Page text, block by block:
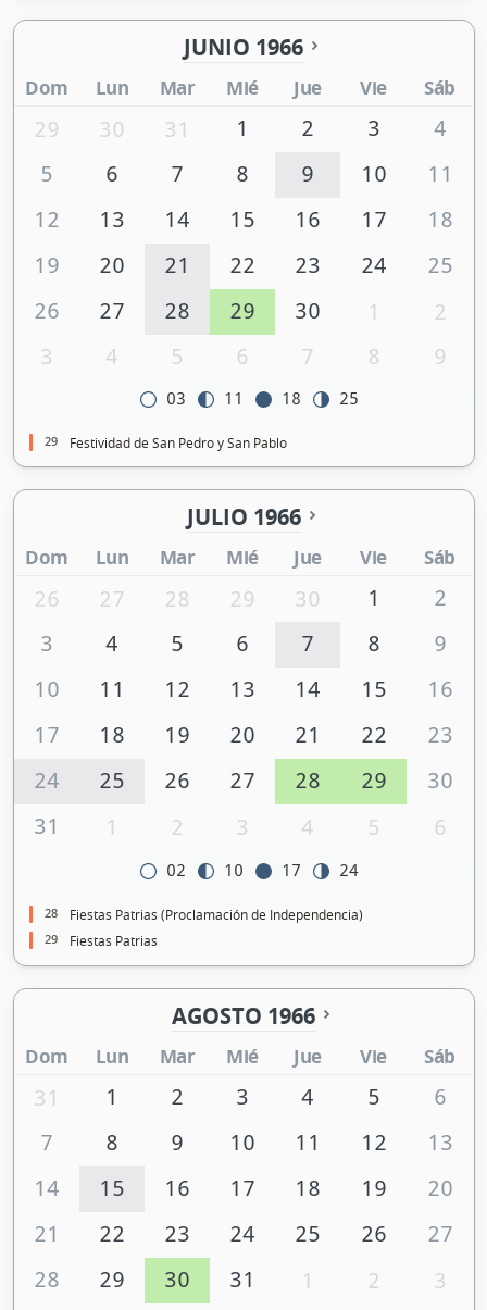
JUNIO 1966
Dom Lun Mar Mié Jue Vie Sáb
29 30 31 1 2 3
4
5
6 7 8 9 10
11
12
13 14 15 16 17
18
19
20 21 22 23 24
25
26
27 28 29 30 1
2
3
4 5 6 7 8 9
03 11 18 25
29 Festividad de San Pedro y San Pablo
JULIO 1966
Dom Lun Mar Mié Jue Vie Sáb
26 27 28 29 30 1
2
3
4 5 6 7 8
9
10
11 12 13 14 15
16
17
18 19 20 21 22
23
24
25 26 27 28 29
30
31
1 2 3 4 5 6
02 10 17 24
28 Fiestas Patrias (Proclamación de Independencia)
29 Fiestas Patrias
AGOSTO 1966
Dom Lun Mar Mié Jue Vie Sáb
31 1 2 3 4 5
6
7
8 9 10 11 12
13
14
15 16 17 18 19
20
21
22 23 24 25 26
27
28
29 30 31 1 2
3